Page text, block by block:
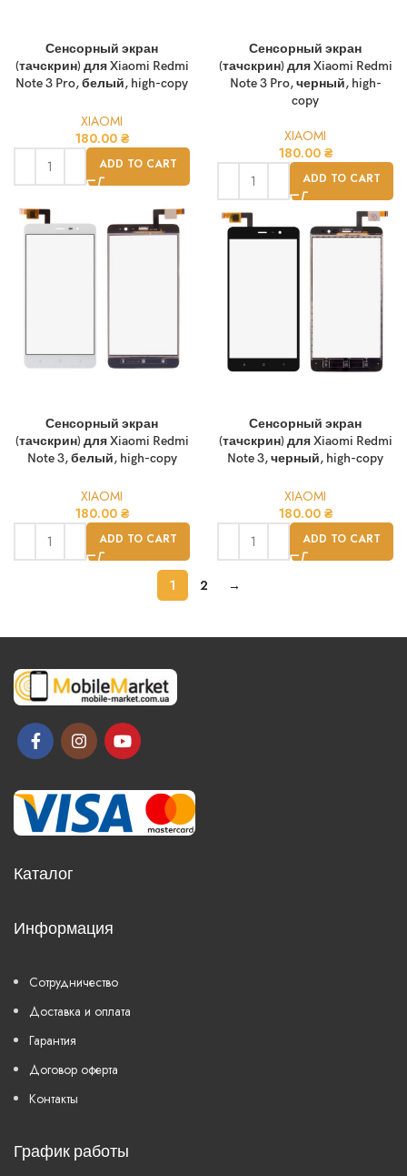
Сенсорный экран
(тачскрин) для Xiaomi Redmi
Note 3 Pro, белый, high-copy
XIAOMI
180.00 ₴
ADD TO CART
Сенсорный экран
(тачскрин) для Xiaomi Redmi
Note 3 Pro, черный, high-
copy
XIAOMI
180.00 ₴
ADD TO CART
Сенсорный экран
(тачскрин) для Xiaomi Redmi
Note 3, белый, high-copy
XIAOMI
180.00 ₴
ADD TO CART
Сенсорный экран
(тачскрин) для Xiaomi Redmi
Note 3, черный, high-copy
XIAOMI
180.00 ₴
ADD TO CART
1 2 →
Каталог
Информация
Сотрудничество
Доставка и оплата
Гарантия
Договор оферта
Контакты
График работы